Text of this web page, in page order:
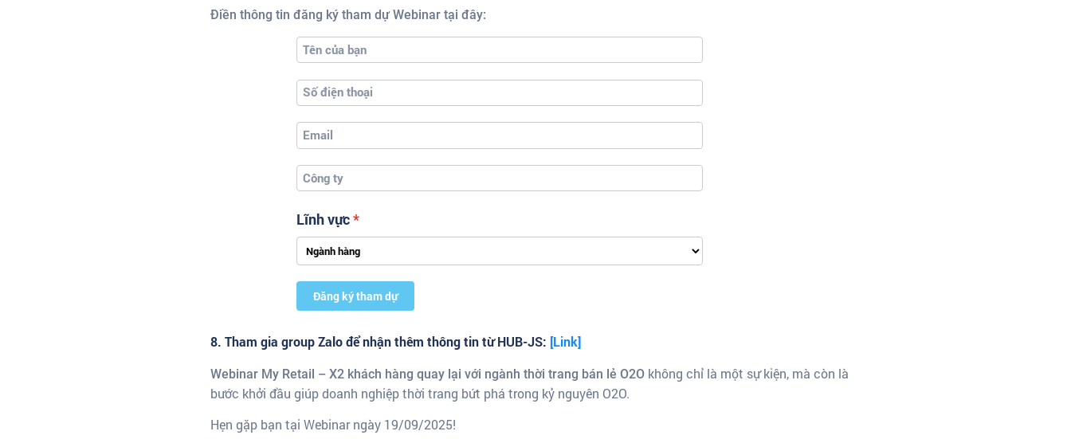
Điền thông tin đăng ký tham dự Webinar tại đây:
Lĩnh vực
Đăng ký tham dự
8. Tham gia group Zalo để nhận thêm thông tin từ HUB-JS: [Link]
Webinar My Retail – X2 khách hàng quay lại với ngành thời trang bán lẻ O2O không chỉ là một sự kiện, mà còn là
bước khởi đầu giúp doanh nghiệp thời trang bứt phá trong kỷ nguyên O2O.
Hẹn gặp bạn tại Webinar ngày 19/09/2025!